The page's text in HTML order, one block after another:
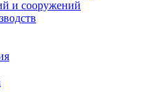
и сооружений